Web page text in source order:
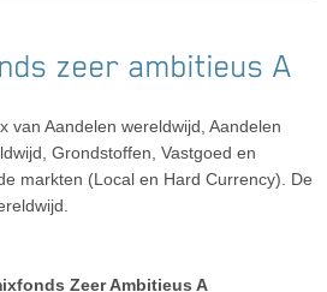
zeer ambitieus A
van Aandelen wereldwijd, Aandelen
Grondstoffen, Vastgoed en
markten (Local en Hard Currency). De
Zeer Ambitieus A